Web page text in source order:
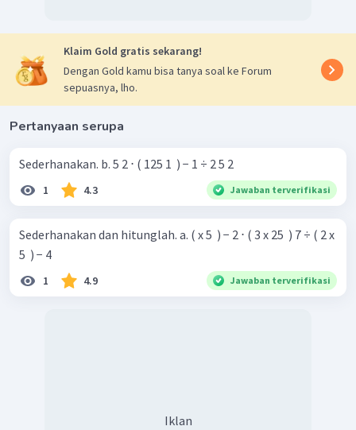
Klaim Gold gratis sekarang!
Dengan Gold kamu bisa tanya soal ke Forum
sepuasnya, lho.
Pertanyaan serupa
Sederhanakan. b. 5 2 ⋅ ( 125 1 ​ ) − 1 ÷ 2 5 2
1 4.3 Jawaban terverifikasi
Sederhanakan dan hitunglah. a. ( x 5 ​ ) − 2 ⋅ ( 3 x 25 ​ ) 7 ÷ ( 2 x
5 ​ ) − 4
1 4.9 Jawaban terverifikasi
Iklan